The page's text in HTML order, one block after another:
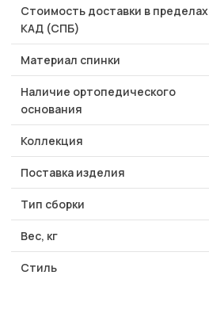
Стоимость доставки в пределах
КАД (СПБ)
Материал спинки
Наличие ортопедического
основания
Коллекция
Поставка изделия
Тип сборки
Вес, кг
Стиль